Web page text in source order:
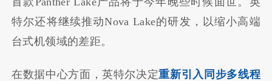
特尔还将继续推动Nova Lake的研发，以缩小高端
台式机领域的差距。
在数据中心方面，英特尔决定重新引入同步多线程